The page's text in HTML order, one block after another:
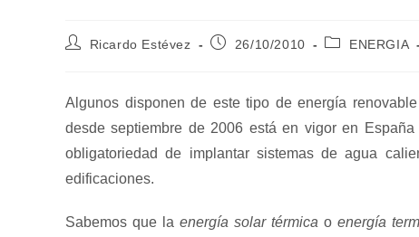
AutorRicardo Estévez
Publicación
26/10/2010
Categoría
entrada:
ENERGIA
Algunos disponen de este tipo de energía
desde septiembre de 2006 está en vigor en
obligatoriedad de implantar sistemas de agua
edificaciones.
Sabemos que la energía solar térmica o energía